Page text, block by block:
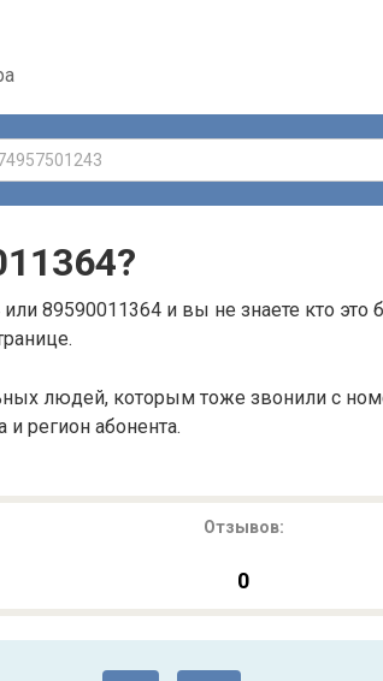
?
89590011364 и вы не знаете кто это
людей, которым тоже звонили с
регион абонента.
Отзывов:
0